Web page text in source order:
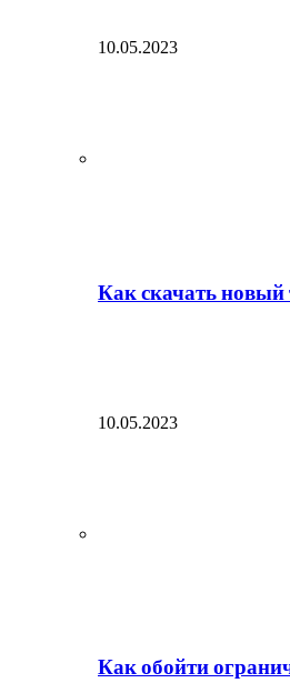
10.05.2023
Как скачать новый
10.05.2023
Как обойти